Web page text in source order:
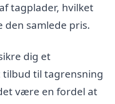
tagplader, hvilket
den samlede pris.
dig et
til tagrensning
være en fordel at